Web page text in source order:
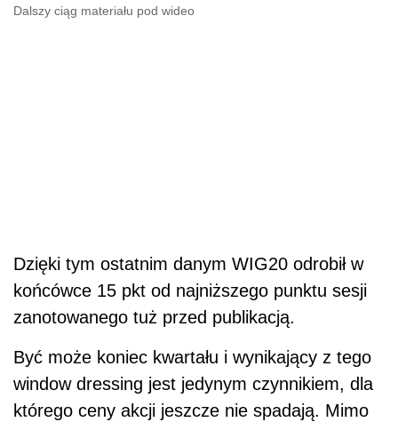
Dalszy ciąg materiału pod wideo
Dzięki tym ostatnim danym WIG20 odrobił w
końcówce 15 pkt od najniższego punktu sesji
zanotowanego tuż przed publikacją.
Być może koniec kwartału i wynikający z tego
window dressing jest jedynym czynnikiem, dla
którego ceny akcji jeszcze nie spadają. Mimo